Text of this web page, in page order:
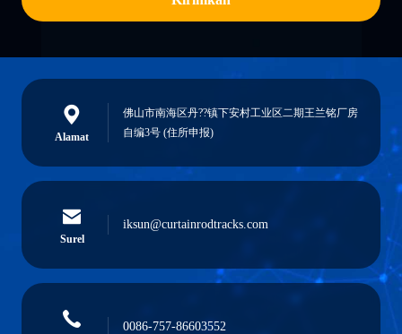
Alamat
佛山市南海区丹??镇下安村工业区二期王兰铭厂房
自编3号 (住所申报)
Surel
iksun@curtainrodtracks.com
0086-757-86603552